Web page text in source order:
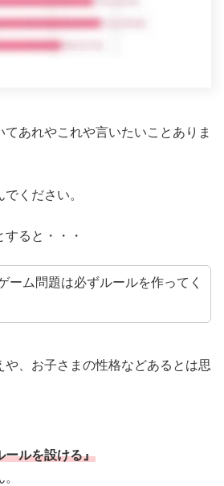
あれやこれや言いたいことありま
ください。
ると・・・
ーム問題は必ずルールを作ってく
や、お子さまの性格などあるとは思
ールを設ける』